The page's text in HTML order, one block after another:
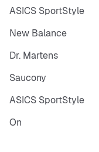
ASICS SportStyle
New Balance
Dr. Martens
Saucony
ASICS SportStyle
On